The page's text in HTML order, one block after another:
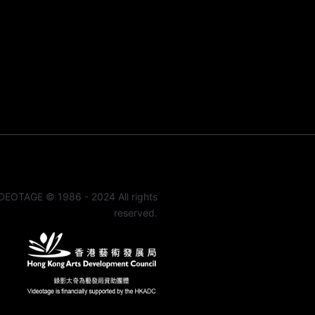
© 1986 - 2024 All rights
reserved.